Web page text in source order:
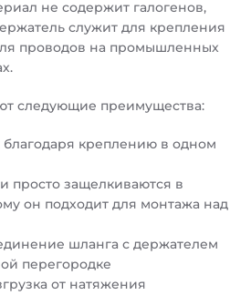
не содержит галогенов,
служит для крепления
проводов на промышленных
следующие преимущества:
креплению в одном
просто защелкиваются в
он подходит для монтажа над
шланга с держателем
перегородке
от натяжения